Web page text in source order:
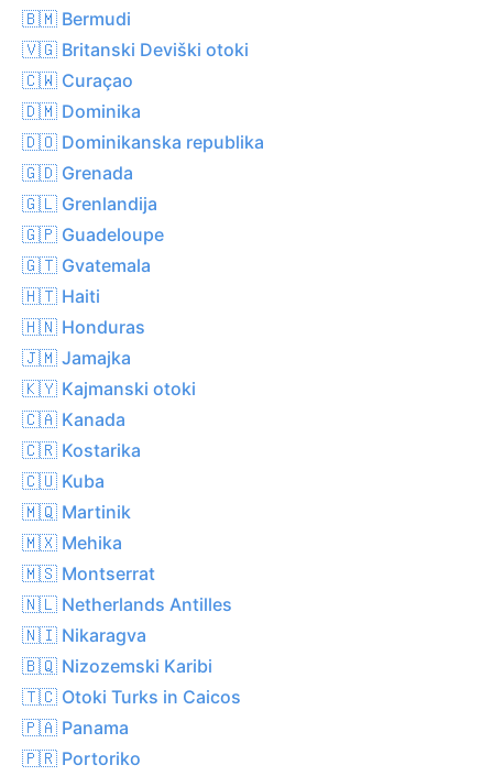
🇧🇲 Bermudi
🇻🇬 Britanski Deviški otoki
🇨🇼 Curaçao
🇩🇲 Dominika
🇩🇴 Dominikanska republika
🇬🇩 Grenada
🇬🇱 Grenlandija
🇬🇵 Guadeloupe
🇬🇹 Gvatemala
🇭🇹 Haiti
🇭🇳 Honduras
🇯🇲 Jamajka
🇰🇾 Kajmanski otoki
🇨🇦 Kanada
🇨🇷 Kostarika
🇨🇺 Kuba
🇲🇶 Martinik
🇲🇽 Mehika
🇲🇸 Montserrat
🇳🇱 Netherlands Antilles
🇳🇮 Nikaragva
🇧🇶 Nizozemski Karibi
🇹🇨 Otoki Turks in Caicos
🇵🇦 Panama
🇵🇷 Portoriko